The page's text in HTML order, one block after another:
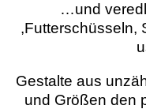
…und
,Futterschüsseln,
Gestalte aus
und Größen den